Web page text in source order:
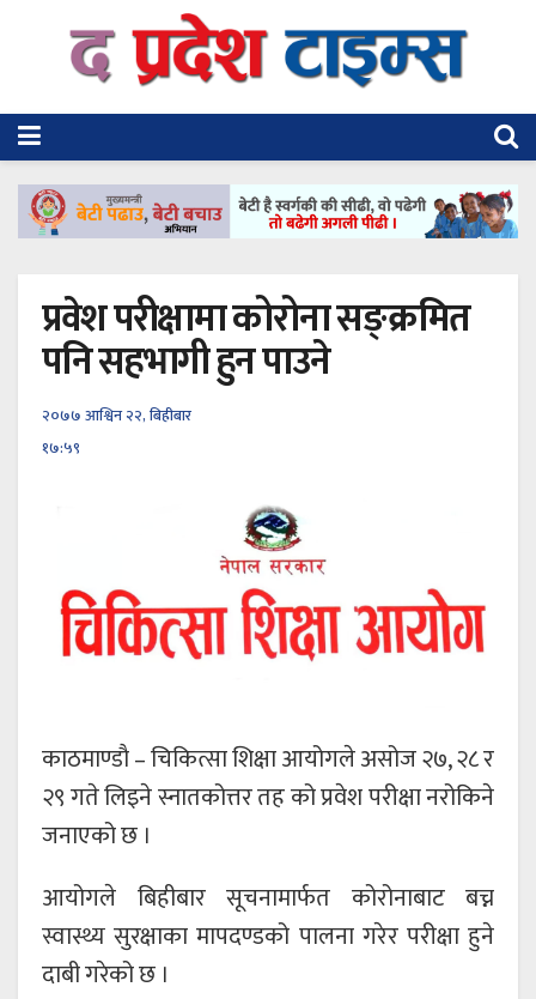
प्रवेश परीक्षामा कोरोना सङ्क्रमित
पनि सहभागी हुन पाउने
२०७७ आश्विन २२, बिहीबार
१७:५९
काठमाण्डाै – चिकित्सा शिक्षा आयोगले असोज २७, २८ र
२९ गते लिइने स्नातकोत्तर तह को प्रवेश परीक्षा नरोकिने
जनाएको छ ।
आयोगले बिहीबार सूचनामार्फत कोरोनाबाट बच्न
स्वास्थ्य सुरक्षाका मापदण्डको पालना गरेर परीक्षा हुने
दाबी गरेको छ ।